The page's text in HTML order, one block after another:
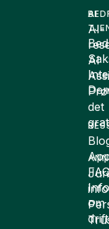
om
drift
AI
AI-
AI
det